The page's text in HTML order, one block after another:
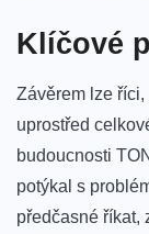
Klíčové
Závěrem lze
uprostřed⁣
budoucnosti
potýkal s
předčasné říkat,